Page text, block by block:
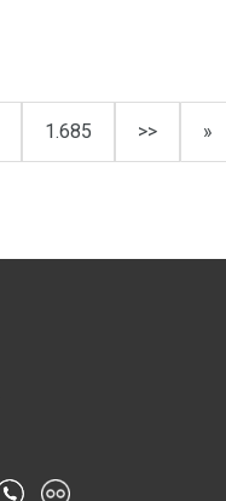
1.685 >> »